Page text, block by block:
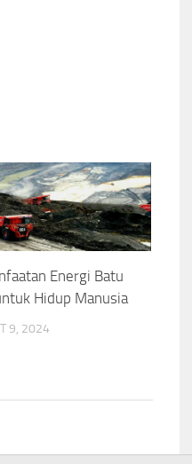
Energi Batu
Hidup Manusia
9, 2024